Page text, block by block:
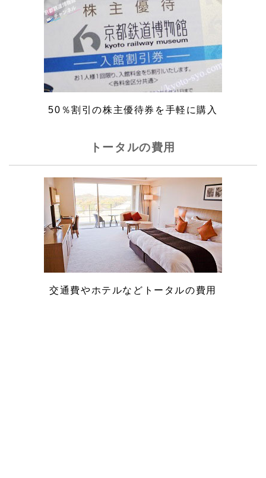
50％割引の株主優待券を手軽に購入
トータルの費用
交通費やホテルなどトータルの費用